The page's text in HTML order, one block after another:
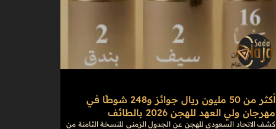
أكثر من 50 مليون ريال جوائز و248 شوطًا في
مهرجان ولي العهد للهجن 2026 بالطائف
كشف الاتحاد السعودي للهجن عن الجدول الزمني للنسخة الثامنة من